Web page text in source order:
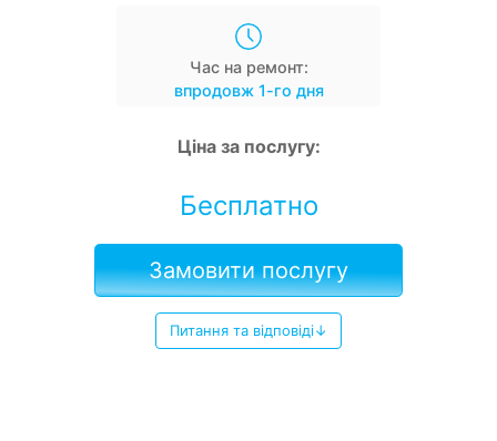
Час на ремонт:
впродовж 1-го дня
Ціна за послугу:
Бесплатно
Замовити послугу
Питання та відповіді↓